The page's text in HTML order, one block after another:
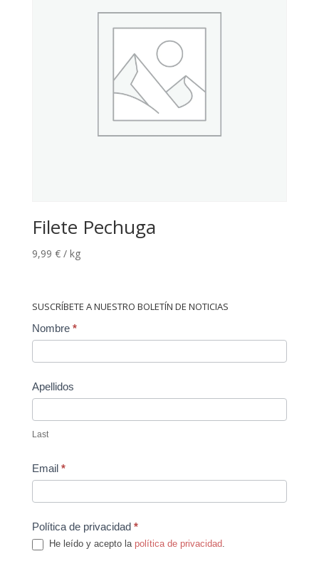
Filete Pechuga
9,99 € / kg
SUSCRÍBETE A NUESTRO BOLETÍN DE NOTICIAS
Contact
Nombre *
Apellidos
Last
Email *
Política de privacidad *
He leído y acepto la política de privacidad